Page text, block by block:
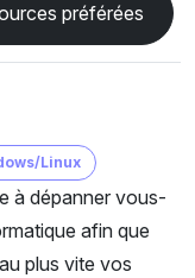
préférées
Linux
à dépanner vous-
afin que
plus vite vos